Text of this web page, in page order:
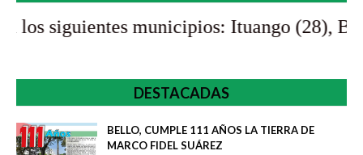
municipios: Ituango (28), Bello
DESTACADAS
BELLO, CUMPLE 111 AÑOS LA TIERRA DE
MARCO FIDEL SUÁREZ